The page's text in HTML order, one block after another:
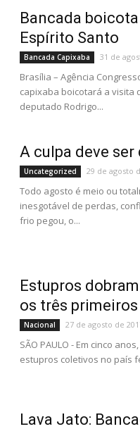
Bancada
Espírito Santo
Bancada Capixaba 31 de
Brasília – Agência
capixaba boicotará a visita
deputado Rodrigo...
A culpa deve ser
Uncategorized 29 de agosto
Todo agosto é meio ou
inesgotável de perdas,
frio pegou, o...
Estupros
os três primeiros
Nacional 27 de agosto de
SÃO PAULO - Em cinco
estupros coletivos no país
Lava Jato: